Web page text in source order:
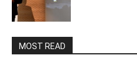
MOST READ